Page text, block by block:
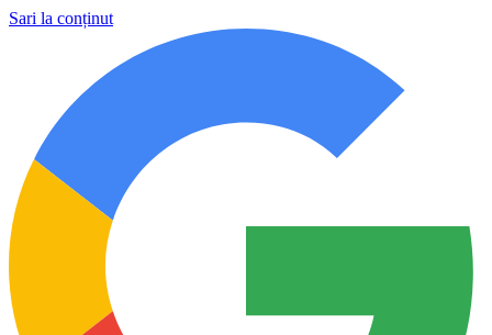
Sari la conținut